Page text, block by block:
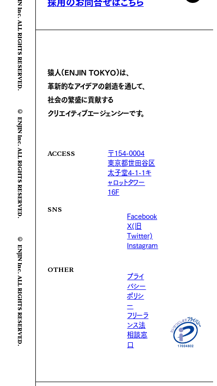
© ENJIN Inc. ALL RIGHTS RESERVED.
© ENJIN Inc. ALL RIGHTS RESERVED.
© ENJIN Inc. ALL RIGHTS RESERVED.
猿人(ENJIN TOKYO)は、
革新的なアイデアの創造を通して、
社会の繁盛に貢献する
クリエイティブエージェンシーです。
ACCESS
〒154-0004
東京都世田谷区
太子堂4-1-1キ
ャロットタワー
16F
SNS
Facebook
X(旧
Twitter)
Instagram
OTHER
プライ
バシー
ポリシ
ー
フリーラ
ンス法
相談窓
口